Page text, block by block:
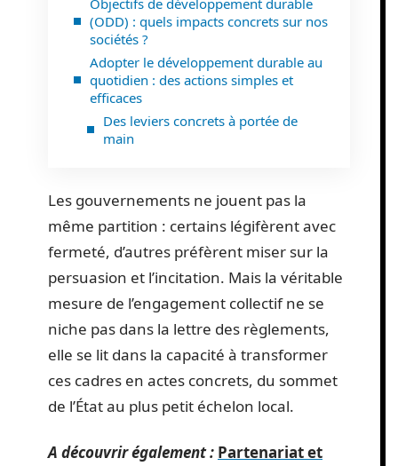
(ODD) : quels impacts concrets sur nos
sociétés ?
Adopter le développement durable au
quotidien : des actions simples et
efficaces
Des leviers concrets à portée de
main
Les gouvernements ne jouent pas la
même partition : certains légifèrent avec
fermeté, d’autres préfèrent miser sur la
persuasion et l’incitation. Mais la véritable
mesure de l’engagement collectif ne se
niche pas dans la lettre des règlements,
elle se lit dans la capacité à transformer
ces cadres en actes concrets, du sommet
de l’État au plus petit échelon local.
A découvrir également : Partenariat et